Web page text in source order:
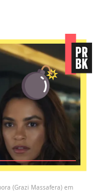
(Grazi Massafera) em